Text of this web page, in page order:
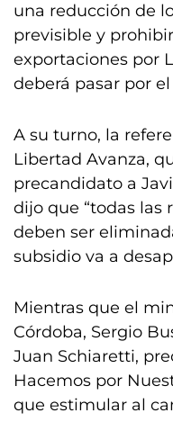
una reducción de
previsible y
exportaciones por
deberá pasar por el
A su turno, la
Libertad Avanza,
precandidato a
dijo que “todas las
deben ser
subsidio va a
Mientras que el
Córdoba, Sergio
Juan Schiaretti,
Hacemos por
que estimular al